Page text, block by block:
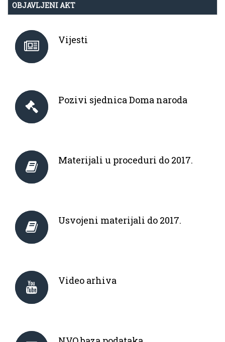
OBJAVLJENI AKT
Vijesti
Pozivi sjednica Doma naroda
Materijali u proceduri do 2017.
Usvojeni materijali do 2017.
Video arhiva